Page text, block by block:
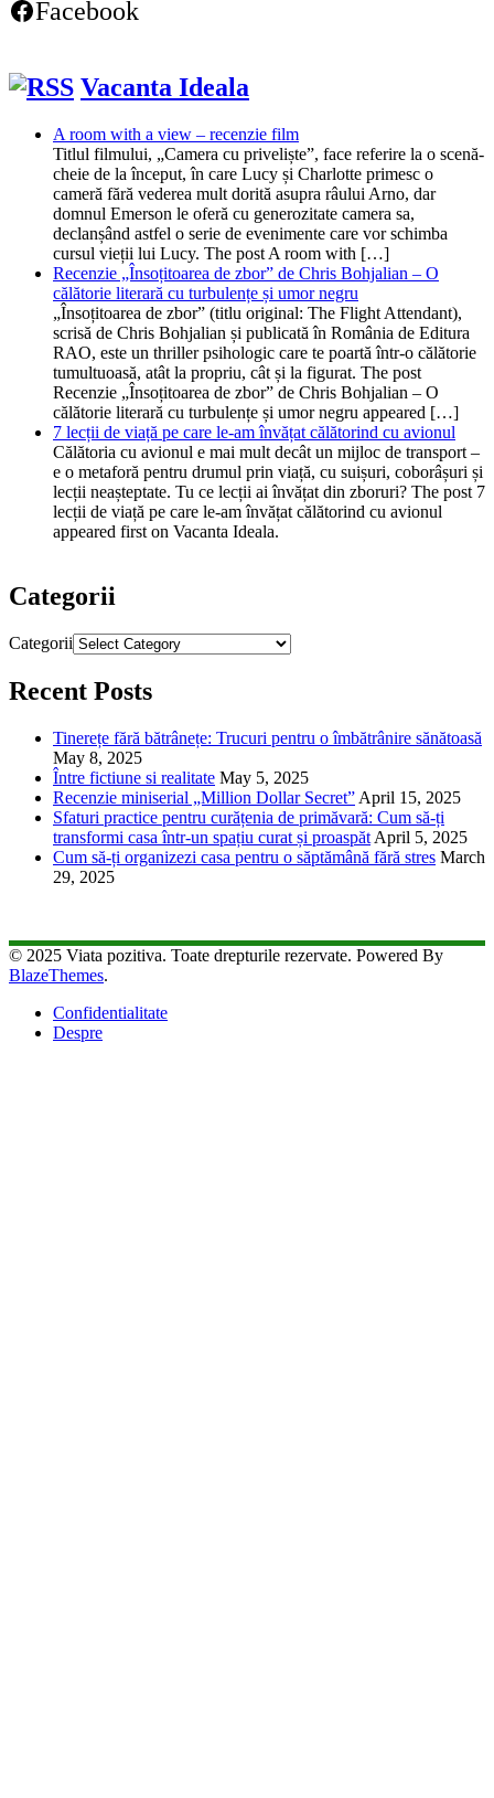
Facebook
Vacanta Ideala
A room with a view – recenzie film
Titlul filmului, „Camera cu priveliște”, face referire la o scenă-
cheie de la început, în care Lucy și Charlotte primesc o
cameră fără vederea mult dorită asupra râului Arno, dar
domnul Emerson le oferă cu generozitate camera sa,
declanșând astfel o serie de evenimente care vor schimba
cursul vieții lui Lucy. The post A room with […]
Recenzie „Însoțitoarea de zbor” de Chris Bohjalian – O
călătorie literară cu turbulențe și umor negru
„Însoțitoarea de zbor” (titlu original: The Flight Attendant),
scrisă de Chris Bohjalian și publicată în România de Editura
RAO, este un thriller psihologic care te poartă într-o călătorie
tumultuoasă, atât la propriu, cât și la figurat. The post
Recenzie „Însoțitoarea de zbor” de Chris Bohjalian – O
călătorie literară cu turbulențe și umor negru appeared […]
7 lecții de viață pe care le-am învățat călătorind cu avionul
Călătoria cu avionul e mai mult decât un mijloc de transport –
e o metaforă pentru drumul prin viață, cu suișuri, coborâșuri și
lecții neașteptate. Tu ce lecții ai învățat din zboruri? The post 7
lecții de viață pe care le-am învățat călătorind cu avionul
appeared first on Vacanta Ideala.
Categorii
Categorii
Recent Posts
Tinerețe fără bătrânețe: Trucuri pentru o îmbătrânire sănătoasă
May 8, 2025
Între fictiune si realitate May 5, 2025
Recenzie miniserial „Million Dollar Secret” April 15, 2025
Sfaturi practice pentru curățenia de primăvară: Cum să-ți
transformi casa într-un spațiu curat și proaspăt April 5, 2025
Cum să-ți organizezi casa pentru o săptămână fără stres March
29, 2025
© 2025 Viata pozitiva. Toate drepturile rezervate. Powered By
BlazeThemes.
Confidentialitate
Despre